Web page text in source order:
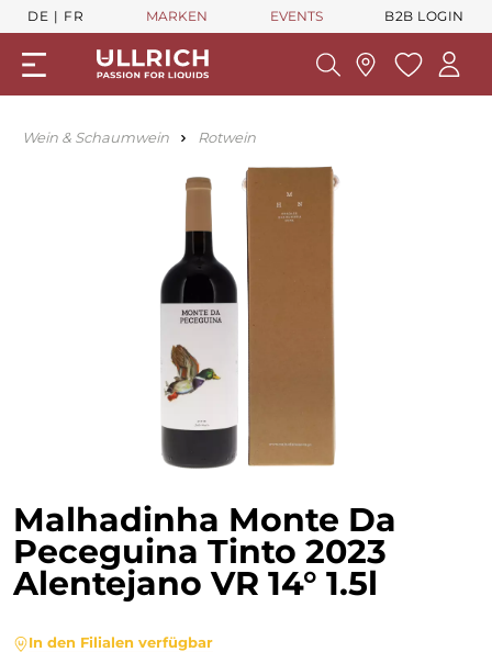
DE FR MARKEN EVENTS B2B LOGIN
Wein & Schaumwein Rotwein
Malhadinha Monte Da
Peceguina Tinto 2023
Alentejano VR 14° 1.5l
In den Filialen verfügbar